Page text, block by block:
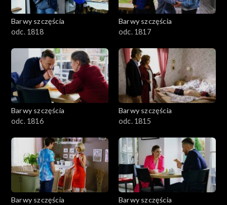
Barwy szczęścia
odc. 1818
Barwy szczęścia
odc. 1817
Barwy szczęścia
odc. 1816
Barwy szczęścia
odc. 1815
Barwy szczęścia
Barwy szczęścia